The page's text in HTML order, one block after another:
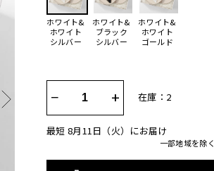
ホワイト&
ホワイト
シルバー
ホワイト&
ブラック
シルバー
ホワイト&
ホワイト
ゴールド
− + 在庫：2
最短 8月11日（火）にお届け
一部地域を除く